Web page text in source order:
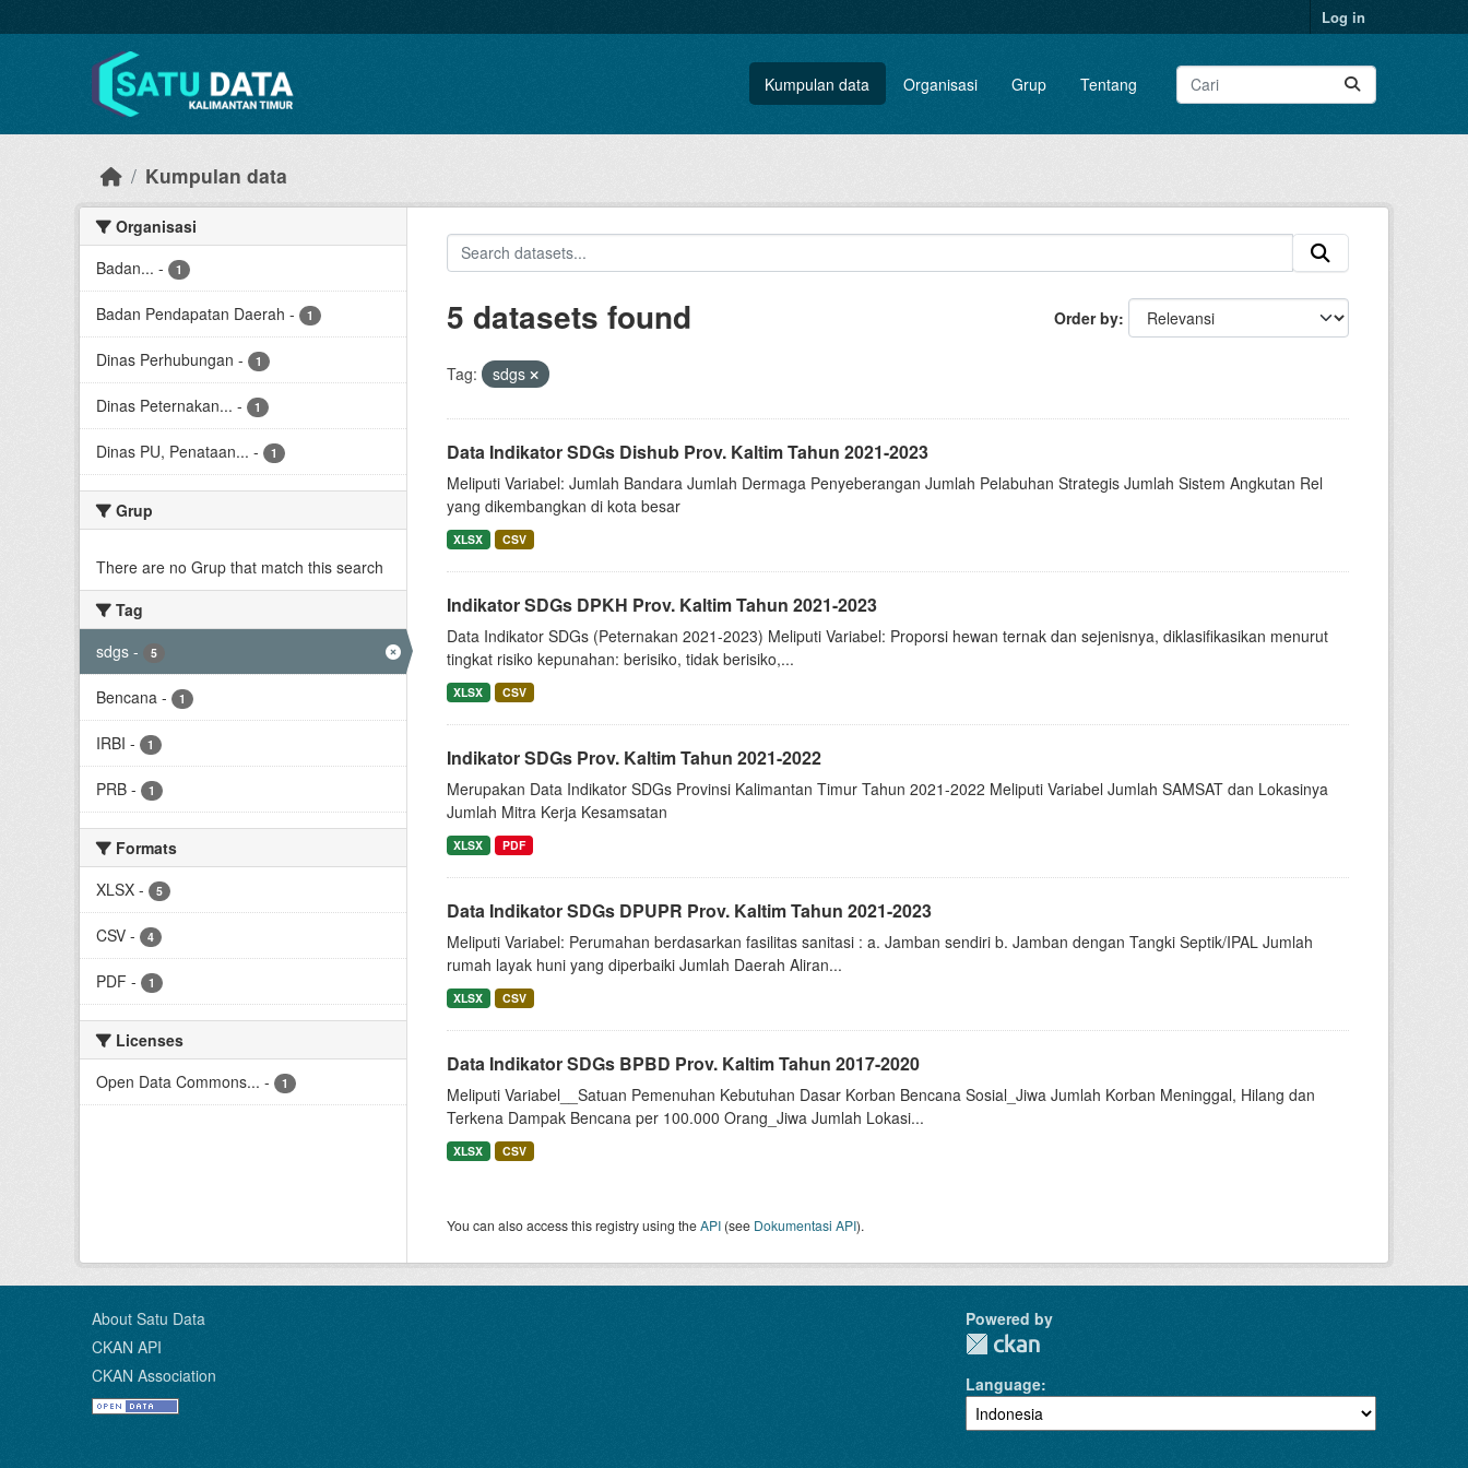
Log in
Kumpulan data Organisasi Grup Tentang
Kumpulan data
Organisasi
Badan... - 1
Badan Pendapatan Daerah - 1
Dinas Perhubungan - 1
Dinas Peternakan... - 1
Dinas PU, Penataan... - 1
Grup
There are no Grup that match this search
Tag
sdgs - 5
Bencana - 1
IRBI - 1
PRB - 1
Formats
XLSX - 5
CSV - 4
PDF - 1
Licenses
Open Data Commons... - 1
Order by
5 datasets found
Tag: sdgs
Data Indikator SDGs Dishub Prov. Kaltim Tahun 2021-2023
Meliputi Variabel: Jumlah Bandara Jumlah Dermaga Penyeberangan Jumlah Pelabuhan Strategis Jumlah Sistem Angkutan Rel
yang dikembangkan di kota besar
XLSX CSV
Indikator SDGs DPKH Prov. Kaltim Tahun 2021-2023
Data Indikator SDGs (Peternakan 2021-2023) Meliputi Variabel: Proporsi hewan ternak dan sejenisnya, diklasifikasikan menurut
tingkat risiko kepunahan: berisiko, tidak berisiko,...
XLSX CSV
Indikator SDGs Prov. Kaltim Tahun 2021-2022
Merupakan Data Indikator SDGs Provinsi Kalimantan Timur Tahun 2021-2022 Meliputi Variabel Jumlah SAMSAT dan Lokasinya
Jumlah Mitra Kerja Kesamsatan
XLSX PDF
Data Indikator SDGs DPUPR Prov. Kaltim Tahun 2021-2023
Meliputi Variabel: Perumahan berdasarkan fasilitas sanitasi : a. Jamban sendiri b. Jamban dengan Tangki Septik/IPAL Jumlah
rumah layak huni yang diperbaiki Jumlah Daerah Aliran...
XLSX CSV
Data Indikator SDGs BPBD Prov. Kaltim Tahun 2017-2020
Meliputi Variabel__Satuan Pemenuhan Kebutuhan Dasar Korban Bencana Sosial_Jiwa Jumlah Korban Meninggal, Hilang dan
Terkena Dampak Bencana per 100.000 Orang_Jiwa Jumlah Lokasi...
XLSX CSV
You can also access this registry using theAPI(see Dokumentasi API).
About Satu Data
CKAN API
CKAN Association
Powered by
Language